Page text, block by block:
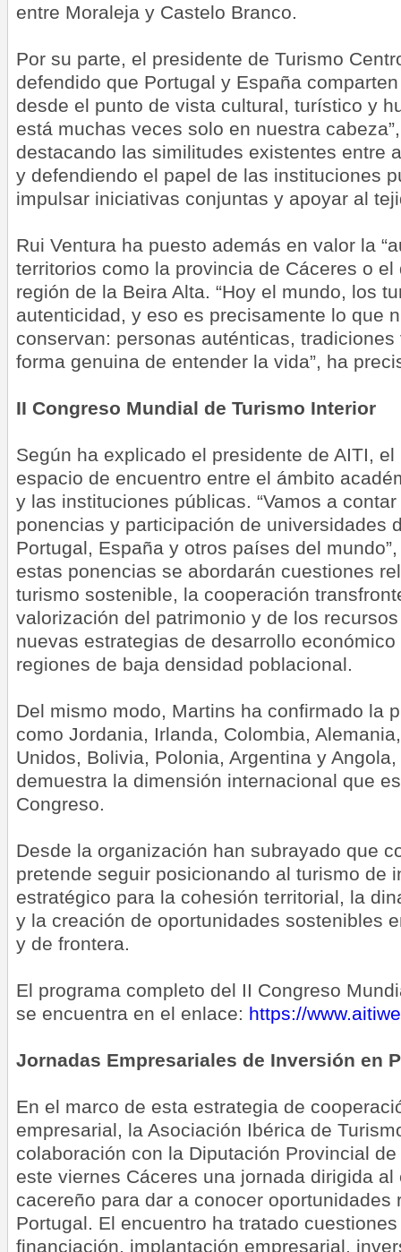
entre Moraleja y Castelo Branco.
Por su parte, el presidente de Turismo
defendido que Portugal y España
desde el punto de vista cultural, turístico y
está muchas veces solo en nuestra
destacando las similitudes existentes entre
y defendiendo el papel de las instituciones
impulsar iniciativas conjuntas y apoyar al
Rui Ventura ha puesto además en valor la
territorios como la provincia de Cáceres o
región de la Beira Alta. “Hoy el mundo, los
autenticidad, y eso es precisamente lo que
conservan: personas auténticas,
forma genuina de entender la vida”, ha
II Congreso Mundial de Turismo Interior
Según ha explicado el presidente de AITI,
espacio de encuentro entre el ámbito
y las instituciones públicas. “Vamos a
ponencias y participación de universidades
Portugal, España y otros países del
estas ponencias se abordarán cuestiones
turismo sostenible, la cooperación
valorización del patrimonio y de los
nuevas estrategias de desarrollo
regiones de baja densidad poblacional.
Del mismo modo, Martins ha confirmado la
como Jordania, Irlanda, Colombia,
Unidos, Bolivia, Polonia, Argentina y
demuestra la dimensión internacional que
Congreso.
Desde la organización han subrayado que
pretende seguir posicionando al turismo de
estratégico para la cohesión territorial, la
y la creación de oportunidades sostenibles
y de frontera.
El programa completo del II Congreso
se encuentra en el enlace: https://
Jornadas Empresariales de Inversión en
En el marco de esta estrategia de
empresarial, la Asociación Ibérica de
colaboración con la Diputación Provincial
este viernes Cáceres una jornada dirigida al
cacereño para dar a conocer oportunidades
Portugal. El encuentro ha tratado
financiación, implantación empresarial,